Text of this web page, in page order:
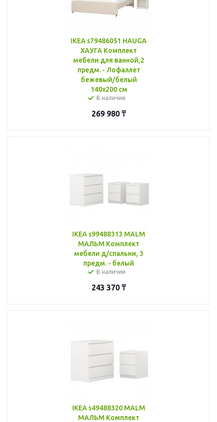
IKEA s79486051 HAUGA
ХАУГА Комплект
мебели для ванной,2
предм. - Лофаллет
бежевый/белый
140x200 см
В наличии
269 980 ₸
IKEA s99488313 MALM
МАЛЬМ Комплект
мебели д/спальни, 3
предм. - белый
В наличии
243 370 ₸
IKEA s49488320 MALM
МАЛЬМ Комплект